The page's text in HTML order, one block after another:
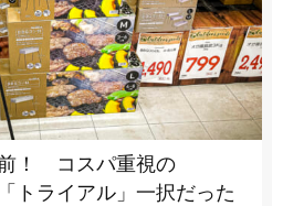
！ コスパ重視の
トライアル」一択だった